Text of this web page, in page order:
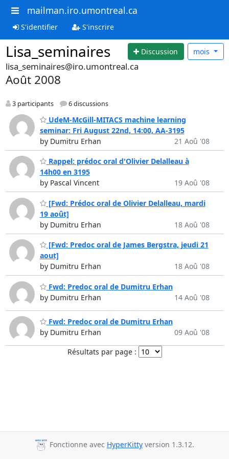
mailman.iro.umontreal.ca
S'identifier S'inscrire
Lisa_seminaires Discussion mois
lisa_seminaires@iro.umontreal.ca
Août 2008
3 participants 6 discussions
UdeM-McGill-MITACS machine learning
seminar: Fri August 22nd, 14:00, AA-3195
by Dumitru Erhan
21 Aoû '08
Rappel: prédoc oral d'Olivier Delalleau à
14h00 en 3195
by Pascal Vincent
19 Aoû '08
[Fwd: Prédoc oral de Olivier Delalleau, mardi
19 août]
by Dumitru Erhan
18 Aoû '08
[Fwd: Predoc oral de James Bergstra, jeudi 21
aout]
by Dumitru Erhan
18 Aoû '08
Fwd: Predoc oral de Dumitru Erhan
by Dumitru Erhan
14 Aoû '08
Fwd: Predoc oral de Dumitru Erhan
by Dumitru Erhan
09 Aoû '08
Résultats par page :
Fonctionne avec HyperKitty version 1.3.12.